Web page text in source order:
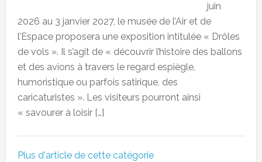
juin
2026 au 3 janvier 2027, le musée de l’Air et de
l’Espace proposera une exposition intitulée « Drôles
de vols ». Il s’agit de « découvrir l’histoire des ballons
et des avions à travers le regard espiègle,
humoristique ou parfois satirique, des
caricaturistes ». Les visiteurs pourront ainsi
« savourer à loisir […]
Plus d'article de cette catégorie